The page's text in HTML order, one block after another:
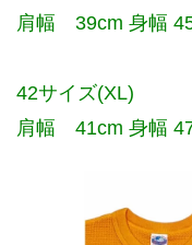
肩幅 39cm 身幅
42サイズ(XL)
肩幅 41cm 身幅